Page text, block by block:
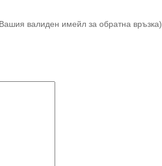
валиден имейл за обратна връзка)